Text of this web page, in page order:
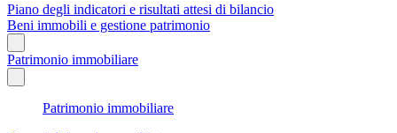
Piano degli indicatori e risultati attesi di bilancio
Beni immobili e gestione patrimonio
Patrimonio immobiliare
Patrimonio immobiliare